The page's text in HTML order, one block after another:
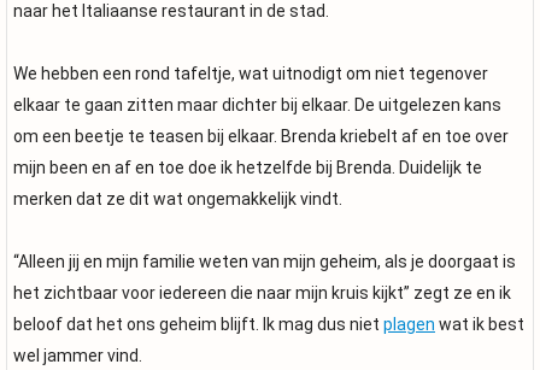
naar het Italiaanse restaurant in de stad.
We hebben een rond tafeltje, wat uitnodigt om niet tegenover
elkaar te gaan zitten maar dichter bij elkaar. De uitgelezen kans
om een beetje te teasen bij elkaar. Brenda kriebelt af en toe over
mijn been en af en toe doe ik hetzelfde bij Brenda. Duidelijk te
merken dat ze dit wat ongemakkelijk vindt.
“Alleen jij en mijn familie weten van mijn geheim, als je doorgaat is
het zichtbaar voor iedereen die naar mijn kruis kijkt” zegt ze en ik
beloof dat het ons geheim blijft. Ik mag dus niet plagen wat ik best
wel jammer vind.